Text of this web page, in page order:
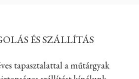
ÉS SZÁLLÍTÁS
tapasztalattal a műtárgyak